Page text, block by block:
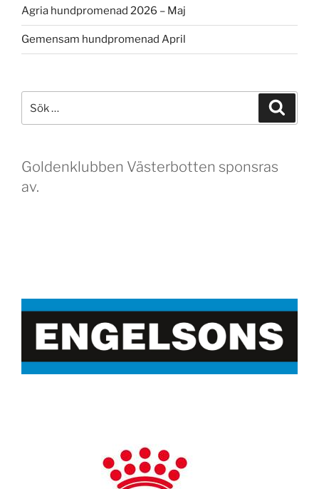
Agria hundpromenad 2026 – Maj
Gemensam hundpromenad April
efter:
Goldenklubben Västerbotten sponsras
av.